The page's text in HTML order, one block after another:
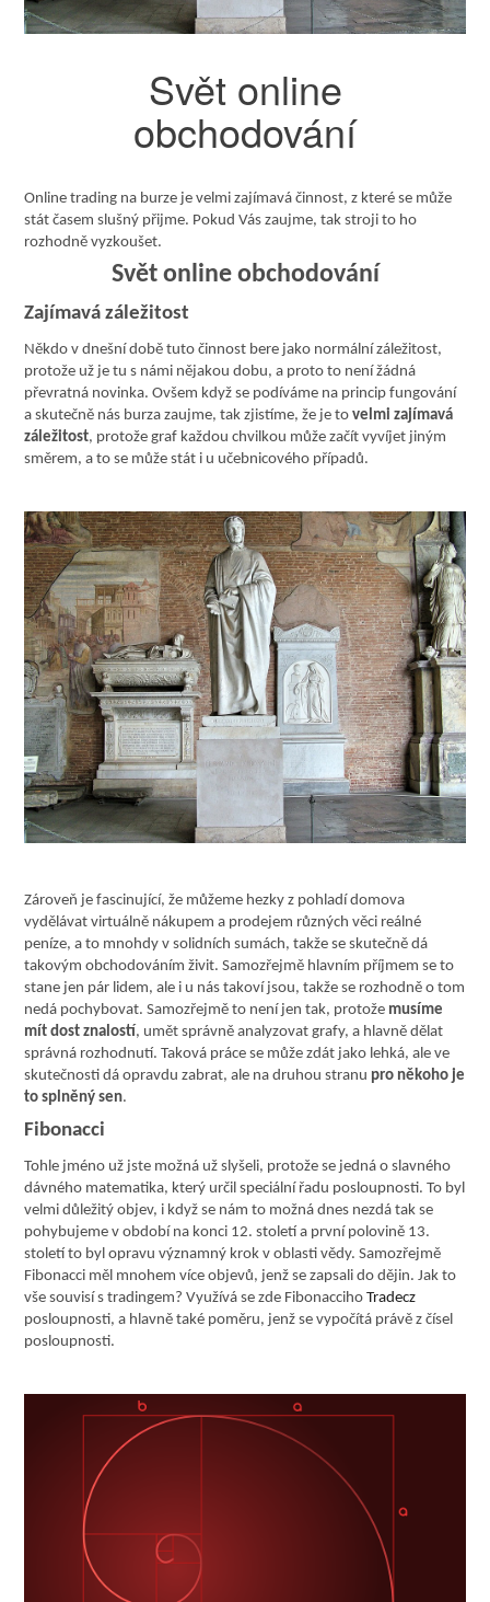
Svět online
obchodování
Online trading na burze je velmi zajímavá činnost, z které se může
stát časem slušný přijme. Pokud Vás zaujme, tak stroji to ho
rozhodně vyzkoušet.
Svět online obchodování
Zajímavá záležitost
Někdo v dnešní době tuto činnost bere jako normální záležitost,
protože už je tu s námi nějakou dobu, a proto to není žádná
převratná novinka. Ovšem když se podíváme na princip fungování
a skutečně nás burza zaujme, tak zjistíme, že je tovelmi zajímavá
záležitost, protože graf každou chvilkou může začít vyvíjet jiným
směrem, a to se může stát i u učebnicového případů.
Zároveň je fascinující, že můžeme hezky z pohladí domova
vydělávat virtuálně nákupem a prodejem různých věci reálné
peníze, a to mnohdy v solidních sumách, takže se skutečně dá
takovým obchodováním živit. Samozřejmě hlavním příjmem se to
stane jen pár lidem, ale i u nás takoví jsou, takže se rozhodně o tom
nedá pochybovat. Samozřejmě to není jen tak, protože musíme
mít dost znalostí, umět správně analyzovat grafy, a hlavně dělat
správná rozhodnutí. Taková práce se může zdát jako lehká, ale ve
skutečnosti dá opravdu zabrat, ale na druhou stranu pro někoho je
to splněný sen.
Fibonacci
Tohle jméno už jste možná už slyšeli, protože se jedná o slavného
dávného matematika, který určil speciální řadu posloupnosti. To byl
velmi důležitý objev, i když se nám to možná dnes nezdá tak se
pohybujeme v období na konci 12. století a první polovině 13.
století to byl opravu významný krok v oblasti vědy. Samozřejmě
Fibonacci měl mnohem více objevů, jenž se zapsali do dějin. Jak to
vše souvisí s tradingem? Využívá se zde FibonaccihoTradecz
posloupnosti, a hlavně také poměru, jenž se vypočítá právě z čísel
posloupnosti.